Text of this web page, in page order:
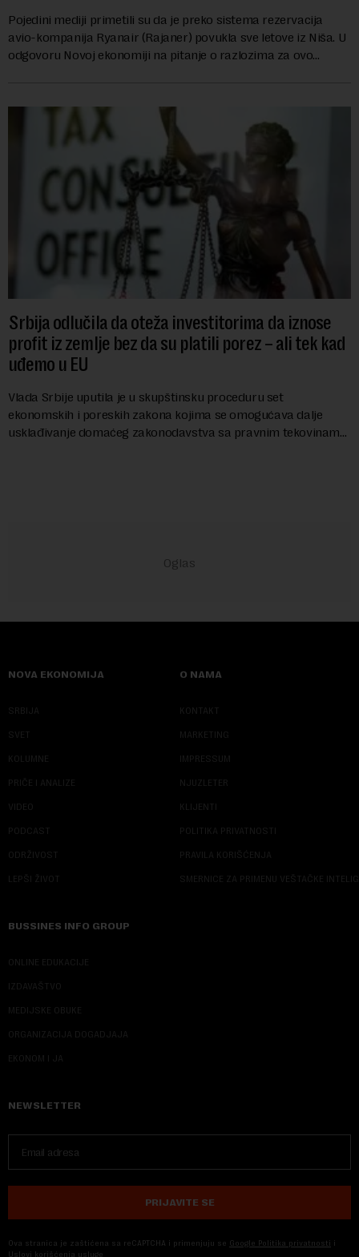
Pojedini mediji primetili su da je preko sistema rezervacija
avio-kompanija Ryanair (Rajaner) povukla sve letove iz Niša. U
odgovoru Novoj ekonomiji na pitanje o razlozima za ovo
Srbija odlučila da oteža investitorima da iznose
profit iz zemlje bez da su platili porez – ali tek kad
uđemo u EU
Vlada Srbije uputila je u skupštinsku proceduru set
ekonomskih i poreskih zakona kojima se omogućava dalje
usklađivanje domaćeg zakonodavstva sa pravnim tekovinama
NOVA EKONOMIJA
SRBIJA
SVET
KOLUMNE
PRIČE I ANALIZE
VIDEO
PODCAST
ODRŽIVOST
LEPŠI ŽIVOT
O NAMA
KONTAKT
MARKETING
IMPRESSUM
NJUZLETER
KLIJENTI
POLITIKA PRIVATNOSTI
PRAVILA KORIŠĆENJA
SMERNICE ZA PRIMENU VEŠTAČKE
BUSSINES INFO GROUP
ONLINE EDUKACIJE
IZDAVAŠTVO
MEDIJSKE OBUKE
ORGANIZACIJA DOGADJAJA
EKONOM I JA
NEWSLETTER
PRIJAVITE SE
Ova stranica je zaštićena sa reCAPTCHA i primenjuju se Google Politika privatnosti i
Uslovi korišćenja usluge